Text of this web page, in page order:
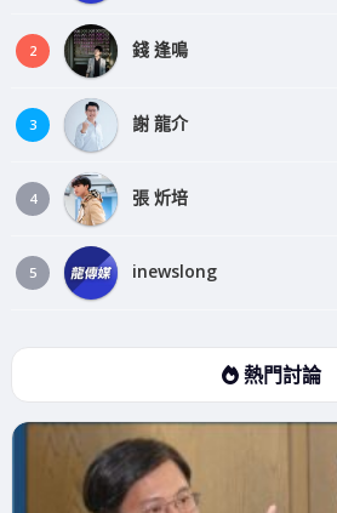
2 錢 逢鳴
3 謝 龍介
4 張 炘培
5 inewslong
熱門討論